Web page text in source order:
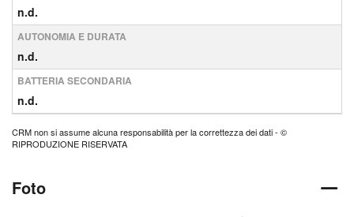
n.d.
AUTONOMIA E DURATA
n.d.
BATTERIA SECONDARIA
n.d.
CRM non si assume alcuna responsabilità per la correttezza dei dati - ©
RIPRODUZIONE RISERVATA
Foto